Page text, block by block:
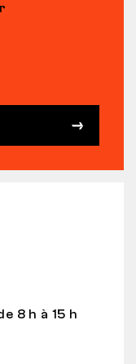
8 h à 15 h